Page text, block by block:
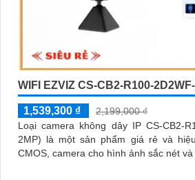
WIFI EZVIZ CS-CB2-R100-
1,539,300 ₫
2,199,000 ₫
Loại camera không dây IP CS-CB2-
2MP) là một sản phẩm giá rẻ và hiệu quả. Với
CMOS, camera cho hình ảnh sắc nét và